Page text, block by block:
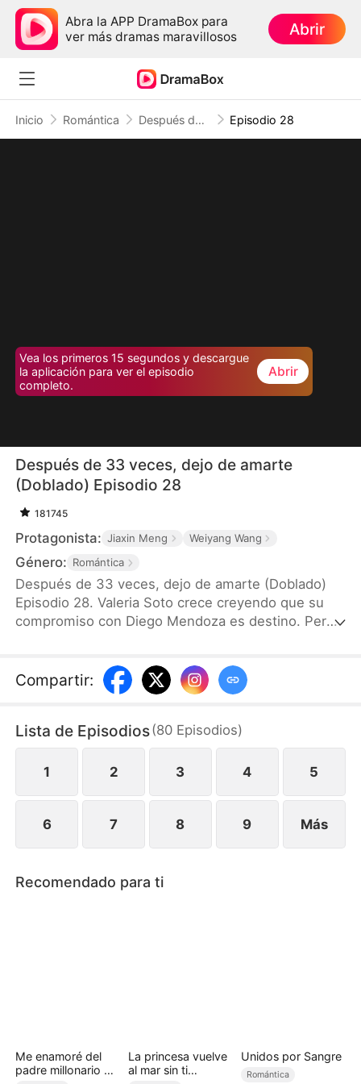
Abra la APP DramaBox para
ver más dramas maravillosos
Abrir
Inicio Romántica Después de 33 veces, dejo de amarte (Doblado) Episodio 28
Vea los primeros 15 segundos y descargue
la aplicación para ver el episodio
completo.
Abrir
Después de 33 veces, dejo de amarte
(Doblado) Episodio 28
181745
Protagonista: Jiaxin Meng Weiyang Wang
Género: Romántica
Después de 33 veces, dejo de amarte (Doblado)
Episodio 28. Valeria Soto crece creyendo que su
compromiso con Diego Mendoza es destino. Pero
descubrir que todos fueron planeados por
Sebastian para retrasar la boda, decide romper el
Compartir:
Lista de Episodios(80 Episodios)
1 2 3 4 5
6 7 8 9 Más
Recomendado para ti
Me enamoré del
padre millonario de
La princesa vuelve
al mar sin ti
Unidos por Sangre
Romántica